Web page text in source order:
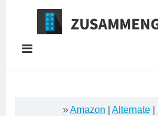
Springe
Inhalt
»Amazon Alternate